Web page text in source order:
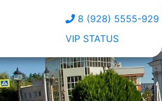
8 (928) 5555-929
VIP STATUS